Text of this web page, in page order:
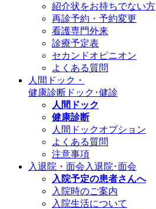
紹介状をお持ちでない方
再診予約・予約変更
看護専門外来
診療予定表
セカンドオピニオン
よくある質問
人間ドック・
健康診断 ドック･健診
人間ドック
健康診断
人間ドックオプション
よくある質問
注意事項
入退院・面会 入退院･面会
入院予定の患者さんへ
入院時のご案内
入院生活について